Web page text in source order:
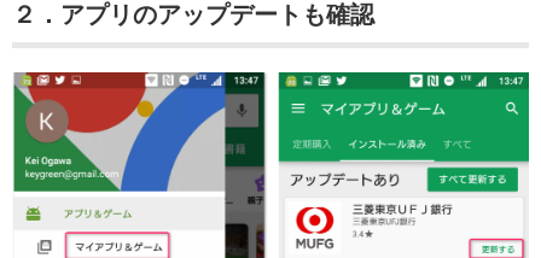
２．アプリのアップデートも確認